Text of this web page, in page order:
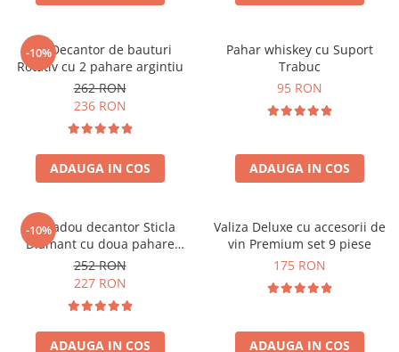
-10%
Set Decantor de bauturi
Rotativ cu 2 pahare argintiu
262 RON
236 RON
ADAUGA IN COS
Pahar whiskey cu Suport
Trabuc
95 RON
ADAUGA IN COS
-10%
Set cadou decantor Sticla
Diamant cu doua pahare
Deluxe
252 RON
227 RON
ADAUGA IN COS
Valiza Deluxe cu accesorii de
vin Premium set 9 piese
175 RON
ADAUGA IN COS